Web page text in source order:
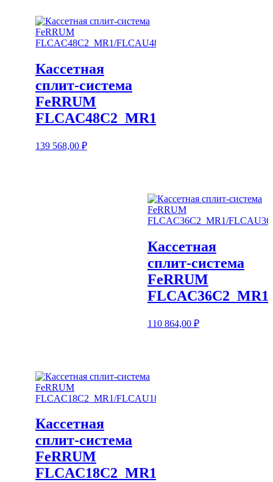
Кассетная
сплит-система
FeRRUM
FLCAC48C2_MR1/
139 568,00 ₽
Кассетная
сплит-система
FeRRUM
110 864,00 ₽
Кассетная
сплит-система
FeRRUM
FLCAC18C2_MR1/